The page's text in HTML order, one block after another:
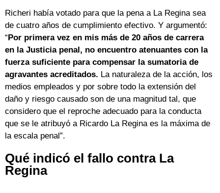
Richeri había votado para que la pena a La Regina sea
de cuatro años de cumplimiento efectivo. Y argumentó:
“Por primera vez en mis más de 20 años de carrera
en la Justicia penal, no encuentro atenuantes con la
fuerza suficiente para compensar la sumatoria de
agravantes acreditados. La naturaleza de la acción, los
medios empleados y por sobre todo la extensión del
daño y riesgo causado son de una magnitud tal, que
considero que el reproche adecuado para la conducta
que se le atribuyó a Ricardo La Regina es la máxima de
la escala penal”.
Qué indicó el fallo contra La
Regina